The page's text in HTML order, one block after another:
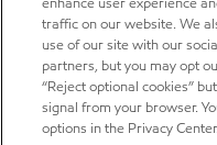
traffic on our website. We
use of our site with our
partners, but you may opt
“Reject optional cookies”
signal from your browser.
options in the Privacy Center.